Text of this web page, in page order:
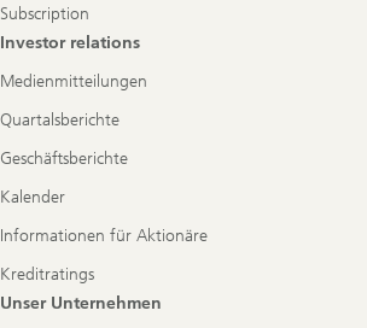
Subscription
Investor relations
Medienmitteilungen
Quartalsberichte
Geschäftsberichte
Kalender
Informationen für Aktionäre
Kreditratings
Unser Unternehmen